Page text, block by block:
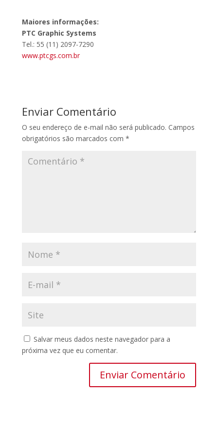
Maiores informações:
PTC Graphic Systems
Tel.: 55 (11) 2097-7290
www.ptcgs.com.br
Enviar Comentário
O seu endereço de e-mail não será publicado. Campos
obrigatórios são marcados com *
Salvar meus dados neste navegador para a
próxima vez que eu comentar.